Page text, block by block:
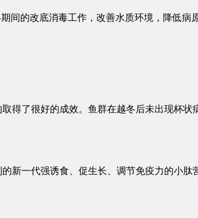
间的改底消毒工作，改善水质环境，降低病
得了很好的成效。鱼群在越冬后未出现杯状
新一代强诱食、促生长、调节免疫力的小肽